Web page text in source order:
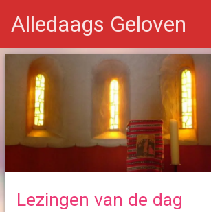
Alledaags Geloven
Lezingen van de dag